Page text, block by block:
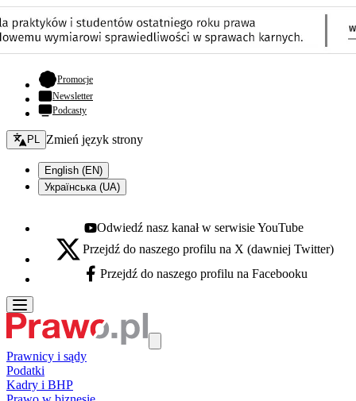
Promocje- otwiera się w nowej karcie
Newsletter
Podcasty
Zmień język - bieżący:
PL Zmień język strony
English (EN)
Українська (UA)
Youtube - otwiera się w nowej karcie
Odwiedź nasz kanał w serwisie YouTube
X - otwiera się w nowej karcie
Przejdź do naszego profilu na X (dawniej Twitter)
Facebook - otwiera się w nowej karcie
Przejdź do naszego profilu na Facebooku
Prawnicy i sądy
Podatki
Kadry i BHP